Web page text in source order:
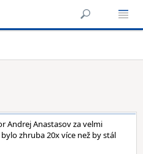
Andrej Anastasov za velmi
zhruba 20x více než by stál